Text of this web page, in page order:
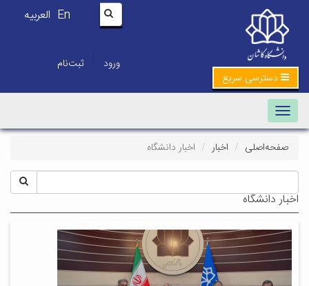
En العربیه
ورود | ثبت‌نام
دسترسی سریع
Toggle navigation
صفحه‌اصلی اخبار اخبار دانشگاه
اخبار دانشگاه